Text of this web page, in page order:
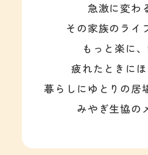
急激に変わ
その家族のライ
もっと楽に、
疲れたときにほ
暮らしにゆとりの居
みやぎ生協の